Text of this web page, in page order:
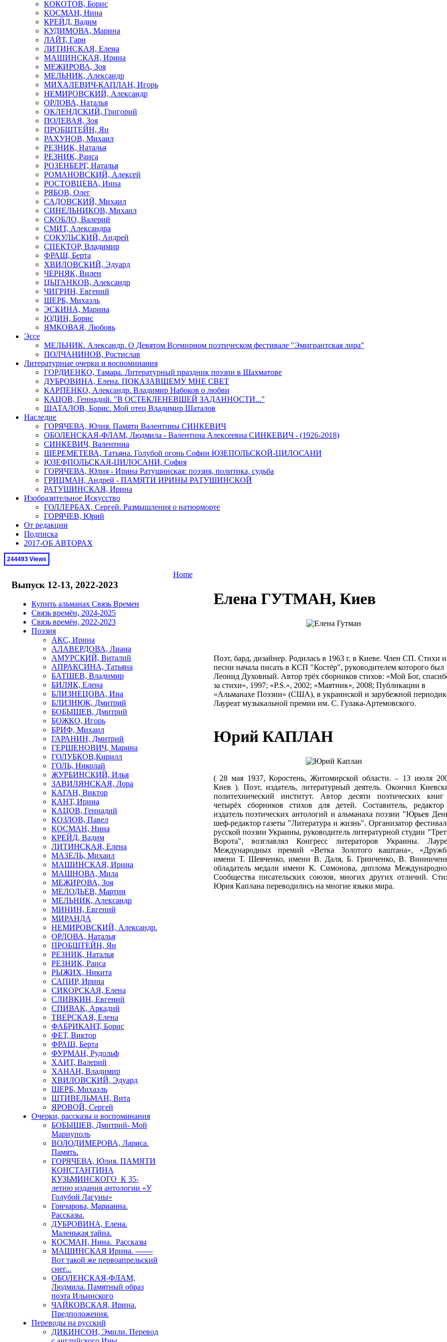
КОКОТОВ, Борис
КОСМАН, Нина
КРЕЙД, Вадим
КУДИМОВА, Марина
ЛАЙТ, Гари
ЛИТИНСКАЯ, Елена
МАШИНСКАЯ, Ирина
МЕЖИРОВА, Зоя
МЕЛЬНИК, Александр
МИХАЛЕВИЧ-КАПЛАН, Игорь
НЕМИРОВСКИЙ, Александр
ОРЛОВА, Наталья
ОКЛЕНДСКИЙ, Григорий
ПОЛЕВАЯ, Зоя
ПРОБШТЕЙН, Ян
РАХУНОВ, Михаил
РЕЗНИК, Наталья
РЕЗНИК, Раиса
РОЗЕНБЕРГ, Наталья
РОМАНОВСКИЙ, Алексей
РОСТОВЦЕВА, Инна
РЯБОВ, Олег
САДОВСКИЙ, Михаил
СИНЕЛЬНИКОВ, Михаил
СКОБЛО, Валерий
СМИТ, Александра
СОКУЛЬСКИЙ, Андрей
СПЕКТОР, Владимир
ФРАШ, Берта
ХВИЛОВСКИЙ, Эдуард
ЧЕРНЯК, Вилен
ЦЫГАНКОВ, Александр
ЧИГРИН, Евгений
ШЕРБ, Михаэль
ЭСКИНА, Марина
ЮДИН, Борис
ЯМКОВАЯ, Любовь
Эссе
МЕЛЬНИК. Александр. О Девятом Всемирном поэтическом фестивале "Эмигрантская лира"
ПОЛЧАНИНОВ, Ростислав
Литературные очерки и воспоминания
ГОРДИЕНКО, Тамара. Литературный праздник поэзии в Шахматове
ДУБРОВИНА, Елена. ПОКАЗАВШЕМУ МНЕ СВЕТ
КАРПЕНКО, Александр. Владимир Набоков о любви
КАЦОВ, Геннадий. "В ОСТЕКЛЕНЕВШЕЙ ЗАДАННОСТИ..."
ШАТАЛОВ, Борис. Мой отец Владимир Шаталов
Наследие
ГОРЯЧЕВА, Юлия. Памяти Валентины СИНКЕВИЧ
ОБОЛЕНСКАЯ-ФЛАМ, Людмила - Валентина Алексеевна СИНКЕВИЧ - (1926-2018)
СИНКЕВИЧ, Валентина
ШЕРЕМЕТЕВА, Татьяна. Голубой огонь Софии ЮЗЕПОЛЬСКОЙ-ЦИЛОСАНИ
ЮЗЕФПОЛЬСКАЯ-ЦИЛОСАНИ, София
ГОРЯЧЕВА, Юлия - Ирина Ратушинская: поэзия, политика, судьба
ГРИЦМАН, Андрей - ПАМЯТИ ИРИНЫ РАТУШИНСКОЙ
РАТУШИНСКАЯ, Ирина
Изобразительное Искусство
ГОЛЛЕРБАХ, Сергей. Размышления о натюрморте
ГОРЯЧЕВ, Юрий
От редакции
Подписка
2017-ОБ АВТОРАХ
244493 Views
Выпуск 12-13, 2022-2023
Купить альманах Связь Времен
Связь времён, 2024-2025
Связь времён, 2022-2023
Поэзия
АКС, Ирина
АЛАВЕРДОВА, Лиана
АМУРСКИЙ, Виталий
АПРАКСИНА, Татьяна
БАТШЕВ, Владимир
БИЛЯК, Елена
БЛИЗНЕЦОВА, Ина
БЛИЗНЮК, Дмитрий
БОБЫШЕВ, Дмитрий
БОЖКО, Игорь
БРИФ, Михаил
ГАРАНИН, Дмитрий
ГЕРШЕНОВИЧ, Марина
ГОЛУБКОВ,Кирилл
ГОЛЬ, Николай
ЖУРБИНСКИЙ, Илья
ЗАВИЛЯНСКАЯ, Лора
КАГАН, Виктор
КАНТ, Ирина
КАЦОВ, Геннадий
КОЗЛОВ, Павел
КОСМАН, Нина
КРЕЙД, Вадим
ЛИТИНСКАЯ, Елена
МАЗЕЛЬ, Михаил
МАШИНСКАЯ, Ирина
МАШНОВА, Мила
МЕЖИРОВА, Зоя
МЕЛОДЬЕВ, Мартин
МЕЛЬНИК, Александр
МИНИН, Евгений
МИРАНДА
НЕМИРОВСКИЙ, Александр.
ОРЛОВА, Наталья
ПРОБШТЕЙН, Ян
РЕЗНИК, Наталья
РЕЗНИК, Раиса
РЫЖИХ, Никита
САПИР, Ирина
СИКОРСКАЯ, Елена
СЛИВКИН, Евгений
СПИВАК, Аркадий
ТВЕРСКАЯ, Елена
ФАБРИКАНТ, Борис
ФЕТ, Виктор
ФРАШ, Берта
ФУРМАН, Рудольф
ХАИТ, Валерий
ХАНАН, Владимир
ХВИЛОВСКИЙ, Эдуард
ШЕРБ, Михаэль
ШТИВЕЛЬМАН, Вита
ЯРОВОЙ, Сергей
Очерки, рассказы и воспоминания
БОБЫШЕВ, Дмитрий- Мой
Мариуполь
ВОЛОДИМЕРОВА, Лариса.
Память.
ГОРЯЧЕВА, Юлия. ПАМЯТИ
КОНСТАНТИНА
КУЗЬМИНСКОГО К 35-
летию издания антологии «У
Голубой Лагуны»
Гончарова, Марианна.
Рассказы.
ДУБРОВИНА, Елена.
Маленькая тайна.
КОСМАН, Нина. Рассказы
МАШИНСКАЯ Ирина. -------
Вот такой же первоапрельский
снег...
ОБОЛЕНСКАЯ-ФЛАМ,
Людмила. Памятный образ
поэта Ильинского
ЧАЙКОВСКАЯ, Ирина.
Предположения.
Переводы на русский
ДИКИНСОН, Эмили. Перевод
Home
Елена ГУТМАН, Киев
Поэт, бард, дизайнер. Родилась в 1963 г. в Киеве. Член СП. Стихи и
песни начала писать в КСП "Костёр", руководителем которого был
Леонид Духовный. Автор трёх сборников стихов: «Мой Бог,
за стихи», 1997; «P.S.», 2002; «Маятник», 2008; Публикации в
«Альманахе Поэзии» (США), в украинской и зарубежной
Лауреат музыкальной премии им. С. Гулака-Артемовского.
Юрий КАПЛАН
( 28 мая 1937, Коростень, Житомирской области. – 13 июля
Киев ). Поэт, издатель, литературный деятель. Окончил
политехнический институт. Автор десяти поэтических
четырёх сборников стихов для детей. Составитель,
издатель поэтических антологий и альманаха поэзии "Юрьев
шеф-редактор газеты "Литература и жизнь". Организатор
русской поэзии Украины, руководитель литературной студии
Ворота", возглавлял Конгресс литераторов Украины.
Международных премий «Ветка Золотого каштана»,
имени Т. Шевченко, имени В. Даля, Б. Гринченко, В.
обладатель медали имени К. Симонова, диплома
Сообщества писательских союзов, многих других отличий.
Юрия Каплана переводились на многие языки мира.